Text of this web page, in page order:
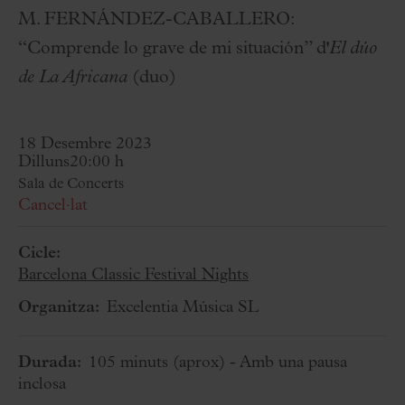
M. FERNÁNDEZ-CABALLERO:
“Comprende lo grave de mi situación” d'El dúo
de La Africana (duo)
18 Desembre 2023
Dilluns20:00 h
Sala de Concerts
Cancel·lat
Cicle:
Barcelona Classic Festival Nights
Organitza: Excelentia Música SL
Durada: 105 minuts (aprox) - Amb una pausa
inclosa